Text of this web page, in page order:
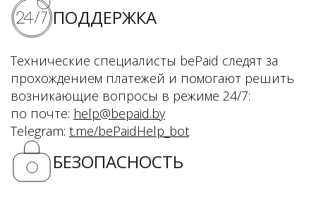
БЕЗОПАСНОСТЬ
ПОДДЕРЖКА
Технические специалисты bePaid следят за
прохождением платежей и помогают решить
возникающие вопросы в режиме 24/7:
по почте: help@bepaid.by
Telegram: t.me/bePaidHelp_bot